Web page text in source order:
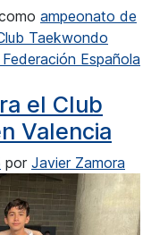
ampeonato de
Taekwondo
Federación Española
el Club
Valencia
por Javier Zamora